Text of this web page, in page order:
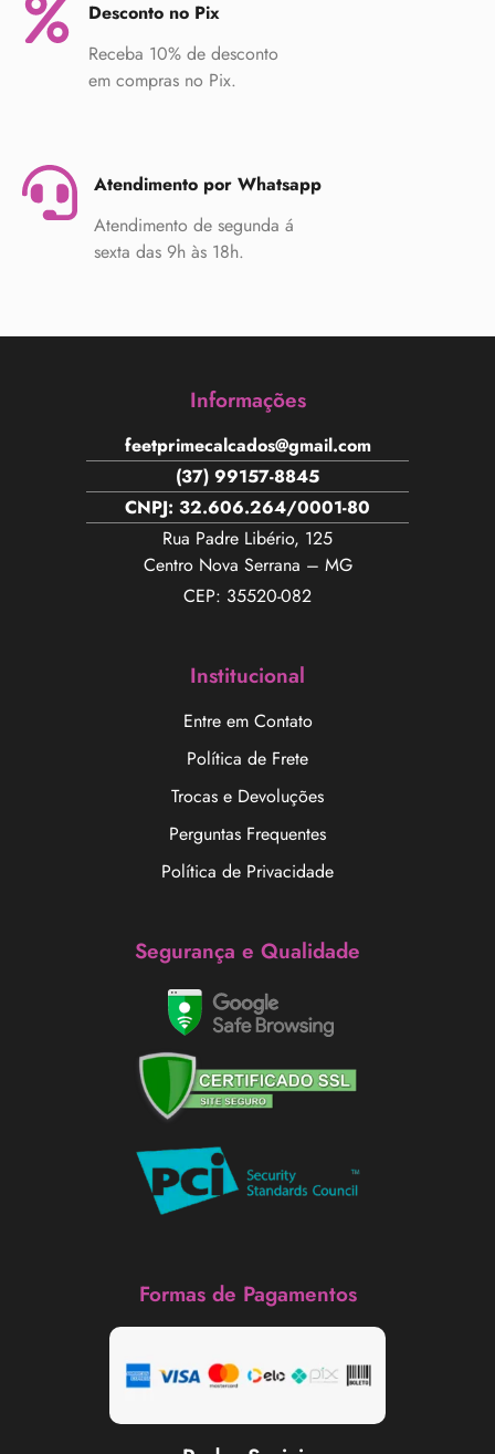
Desconto no Pix
Receba 10% de desconto
em compras no Pix.
Atendimento por Whatsapp
Atendimento de segunda á
sexta das 9h às 18h.
Informações
feetprimecalcados@gmail.com
(37) 99157-8845
CNPJ: 32.606.264/0001-80
Rua Padre Libério, 125
Centro Nova Serrana – MG
CEP: 35520-082
Institucional
Entre em Contato
Política de Frete
Trocas e Devoluções
Perguntas Frequentes
Política de Privacidade
Segurança e Qualidade
Formas de Pagamentos